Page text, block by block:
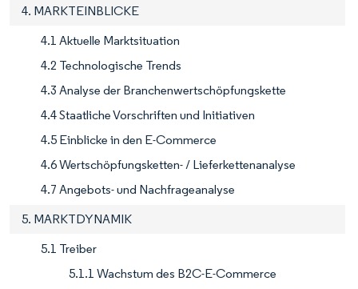
4. MARKTEINBLICKE
4.1 Aktuelle Marktsituation
4.2 Technologische Trends
4.3 Analyse der Branchenwertschöpfungskette
4.4 Staatliche Vorschriften und Initiativen
4.5 Einblicke in den E-Commerce
4.6 Wertschöpfungsketten- / Lieferkettenanalyse
4.7 Angebots- und Nachfrageanalyse
5. MARKTDYNAMIK
5.1 Treiber
5.1.1 Wachstum des B2C-E-Commerce